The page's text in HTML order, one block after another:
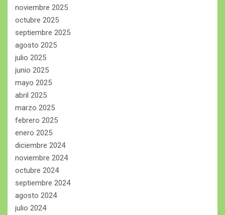
noviembre 2025
octubre 2025
septiembre 2025
agosto 2025
julio 2025
junio 2025
mayo 2025
abril 2025
marzo 2025
febrero 2025
enero 2025
diciembre 2024
noviembre 2024
octubre 2024
septiembre 2024
agosto 2024
julio 2024